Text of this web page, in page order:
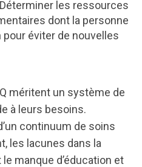
les ressources
dont la personne
éviter de nouvelles
méritent un système de
à leurs besoins.
continuum de soins
les lacunes dans la
manque d’éducation et